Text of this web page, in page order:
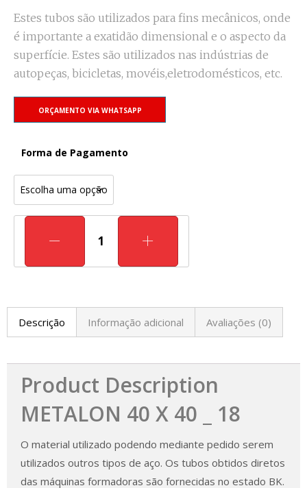
Estes tubos são utilizados para fins mecânicos, onde
é importante a exatidão dimensional e o aspecto da
superfície. Estes são utilizados nas indústrias de
autopeças, bicicletas, movéis,eletrodomésticos, etc.
ORÇAMENTO VIA WHATSAPP
Forma de Pagamento
Descrição Informação adicional Avaliações (0)
Product Description
METALON 40 X 40 _ 18
O material utilizado podendo mediante pedido serem
utilizados outros tipos de aço. Os tubos obtidos diretos
das máquinas formadoras são fornecidas no estado BK.